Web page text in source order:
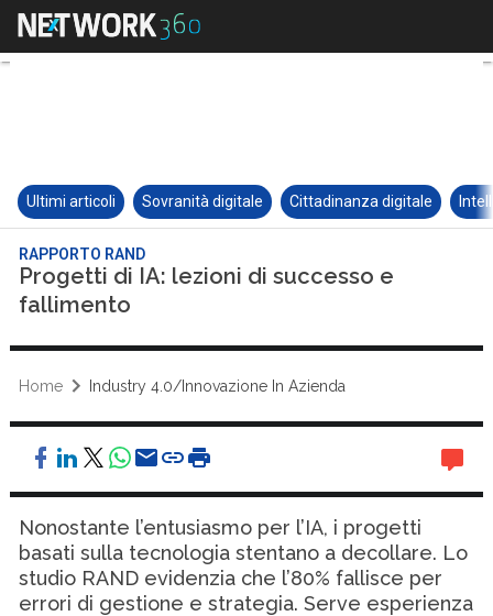
Ultimi articoli Sovranità digitale Cittadinanza digitale
RAPPORTO RAND
Progetti di IA: lezioni di successo e
fallimento
Home Industry 4.0/Innovazione In Azienda
Nonostante l’entusiasmo per l’IA, i progetti
basati sulla tecnologia stentano a decollare. Lo
studio RAND evidenzia che l’80% fallisce per
errori di gestione e strategia. Serve esperienza